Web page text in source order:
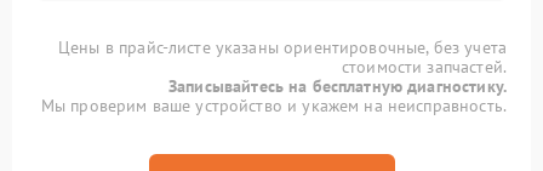
Цены в прайс-листе указаны ориентировочные, без учета
стоимости запчастей.
Записывайтесь на бесплатную диагностику.
Мы проверим ваше устройство и укажем на неисправность.